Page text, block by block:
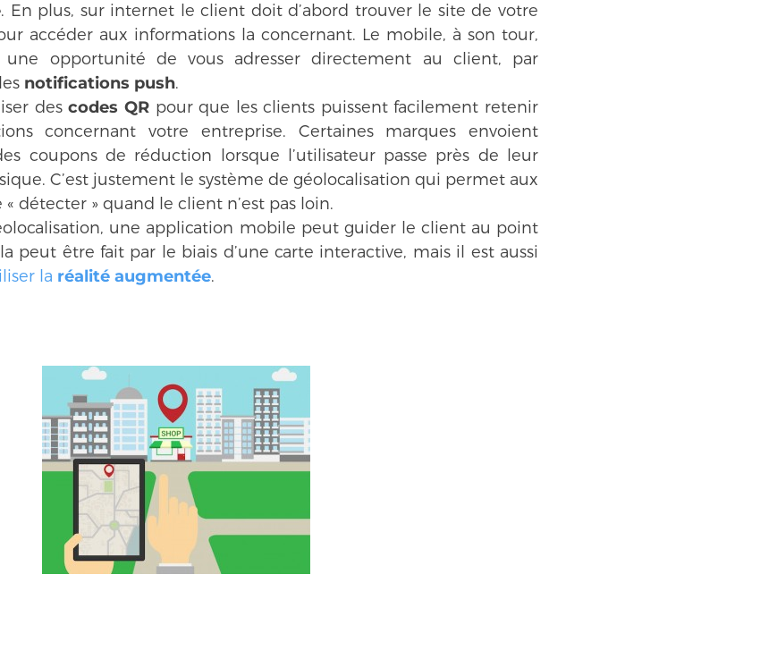
. En plus, sur internet le client doit d’abord trouver le site de votre
accéder aux informations la concernant. Le mobile, à son tour,
une opportunité de vous adresser directement au client, par
notifications push.
descodes QRpour que les clients puissent facilement retenir
concernant votre entreprise. Certaines marques envoient
coupons de réduction lorsque l’utilisateur passe près de leur
C’est justement le système de géolocalisation qui permet aux
« détecter » quand le client n’est pas loin.
une application mobile peut guider le client au point
peut être fait par le biais d’une carte interactive, mais il est aussi
la réalité augmentée.